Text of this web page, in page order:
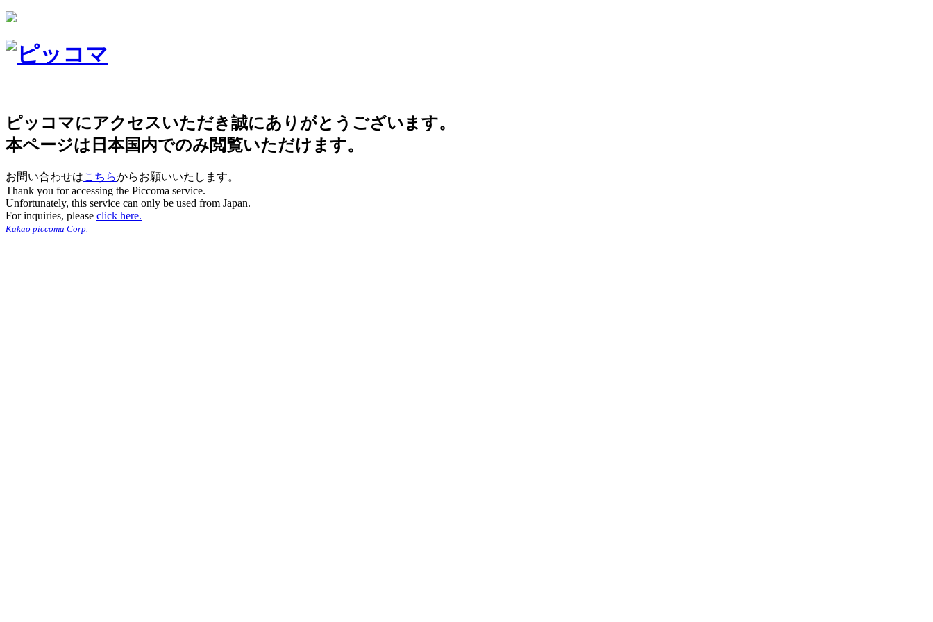
ピッコマにアクセスいただき誠にありがとうございます。
本ページは日本国内でのみ閲覧いただけます。
お問い合わせはこちらからお願いいたします。
Thank you for accessing the Piccoma service.
Unfortunately, this service can only be used from Japan.
For inquiries, please click here.
Kakao piccoma Corp.